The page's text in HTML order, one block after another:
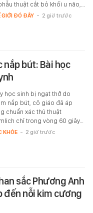
thuật cắt bỏ khối u não,…
GIỚI ĐÓ ĐÂY - 2 giờ trước
nắp bút: Bài học
học sinh bị ngạt thở do
nắp bút, cô giáo đã áp
chuẩn xác thủ thuật
chỉ trong vòng 60 giây…
KHỎE - 2 giờ trước
sắc Phương Anh
đến nỗi kim cương